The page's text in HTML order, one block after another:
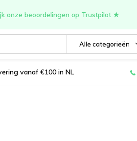
Alle categorieën
onze beoordelingen op Trustpilot ★
vanaf €100 in NL